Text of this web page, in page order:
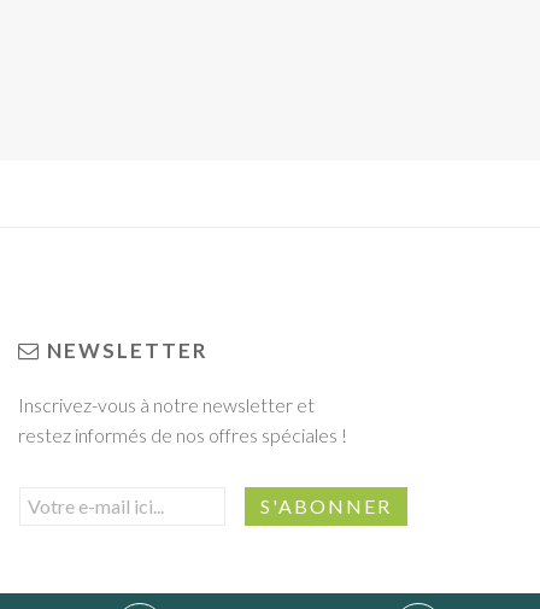
NEWSLETTER
Inscrivez-vous à notre newsletter et
restez informés de nos offres spéciales !